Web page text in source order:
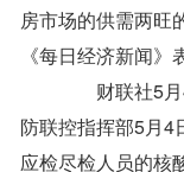
房市场的供需两旺
《每日经济新闻》
财联社5月4
防联控指挥部5月4
应检尽检人员的核